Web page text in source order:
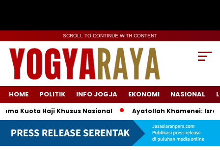
SCROLL TO CONTINUE WITH CONTENT
HOME POLITIK INFO JOGJA EKONOMI NASIONAL
Kuota Haji Khusus Nasional Ayatollah Khamenei: